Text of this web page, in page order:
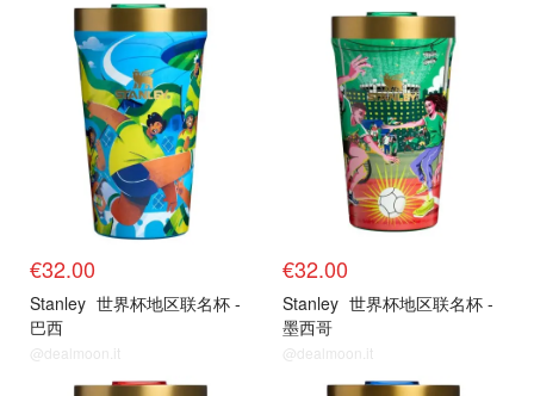
€32.00
Stanley 世界杯地区联名杯 -
巴西
@dealmoon.it
€32.00
Stanley 世界杯地区联名杯 -
墨西哥
@dealmoon.it